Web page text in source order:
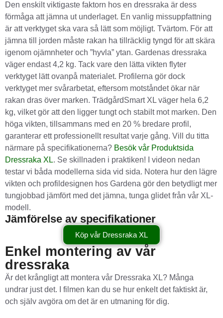
Den enskilt viktigaste faktorn hos en dressraka är dess
förmåga att jämna ut underlaget. En vanlig missuppfattning
är att verktyget ska vara så lätt som möjligt. Tvärtom. För att
jämna till jorden måste rakan ha tillräcklig tyngd för att skära
igenom ojämnheter och ”hyvla” ytan. Gardenas dressraka
väger endast 4,2 kg. Tack vare den lätta vikten flyter
verktyget lätt ovanpå materialet. Profilerna gör dock
verktyget mer svårarbetat, eftersom motståndet ökar när
rakan dras över marken. TrädgårdSmart XL väger hela 6,2
kg, vilket gör att den ligger tungt och stabilt mot marken. Den
höga vikten, tillsammans med en 20 % bredare profil,
garanterar ett professionellt resultat varje gång. Vill du titta
närmare på specifikationerna? Besök vår Produktsida
Dressraka XL. Se skillnaden i praktiken! I videon nedan
testar vi båda modellerna sida vid sida. Notera hur den lägre
vikten och profildesignen hos Gardena gör den betydligt mer
tungjobbad jämfört med det jämna, tunga glidet från vår XL-
modell.
Jämförelse av specifikationer
Köp vår Dressraka XL
Enkel montering av vår
dressraka
Är det krångligt att montera vår Dressraka XL? Många
undrar just det. I filmen kan du se hur enkelt det faktiskt är,
och själv avgöra om det är en utmaning för dig.